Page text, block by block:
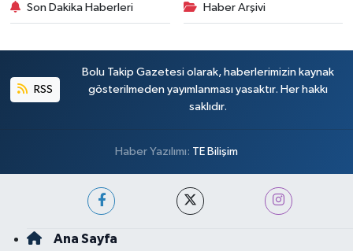
Son Dakika Haberleri Haber Arşivi
RSS
Bolu Takip Gazetesi olarak, haberlerimizin kaynak
gösterilmeden yayımlanması yasaktır. Her hakkı
saklıdır.
Haber Yazılımı: TE Bilişim
Ana Sayfa